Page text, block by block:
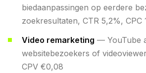
biedaanpassingen op eerdere
zoekresultaten, CTR 5,2%, CPC
Video remarketing — YouTube
websitebezoekers of
CPV €0,08